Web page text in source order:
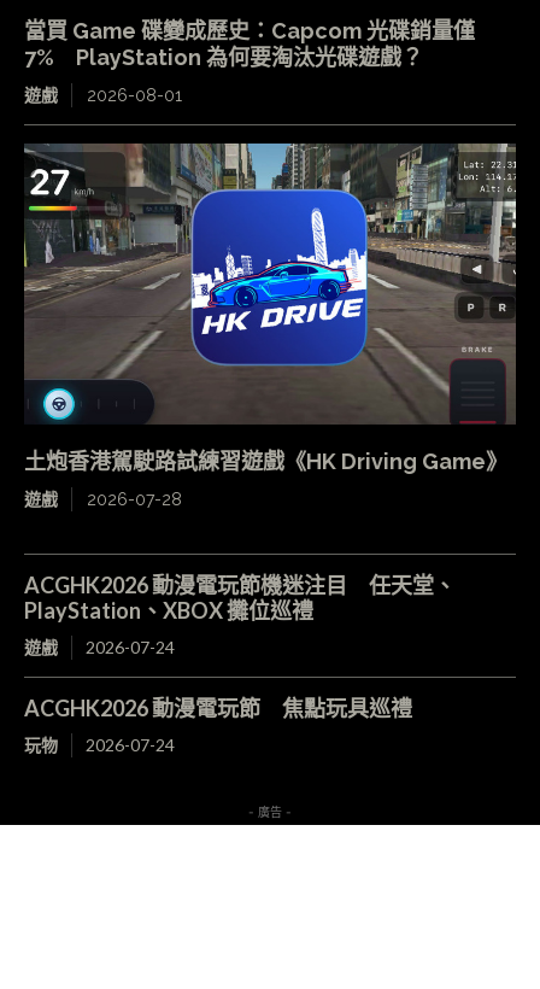
當買 Game 碟變成歷史：Capcom 光碟銷量僅
7% PlayStation 為何要淘汰光碟遊戲？
遊戲 2026-08-01
土炮香港駕駛路試練習遊戲《HK Driving Game》
遊戲 2026-07-28
ACGHK2026 動漫電玩節機迷注目 任天堂、
PlayStation、XBOX 攤位巡禮
遊戲 2026-07-24
ACGHK2026 動漫電玩節 焦點玩具巡禮
玩物 2026-07-24
- 廣告 -